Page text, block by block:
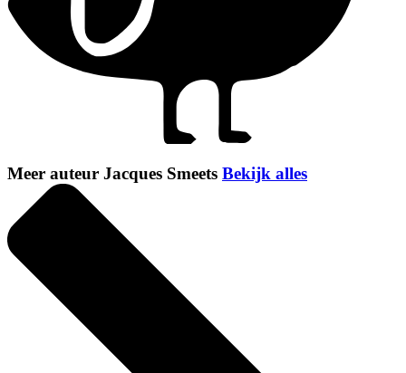
Meer auteur Jacques Smeets Bekijk alles